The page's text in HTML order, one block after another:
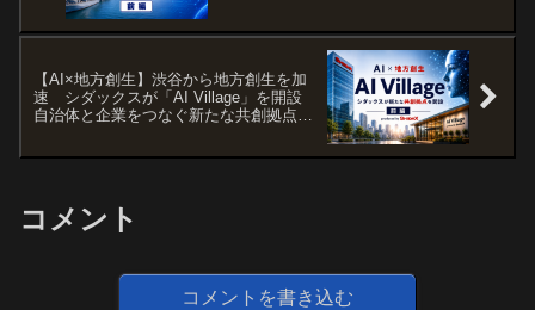
【AI×地方創生】渋谷から地方創生を加
速 シダックスが「AI Village」を開設
自治体と企業をつなぐ新たな共創拠点と
コメント
コメントを書き込む